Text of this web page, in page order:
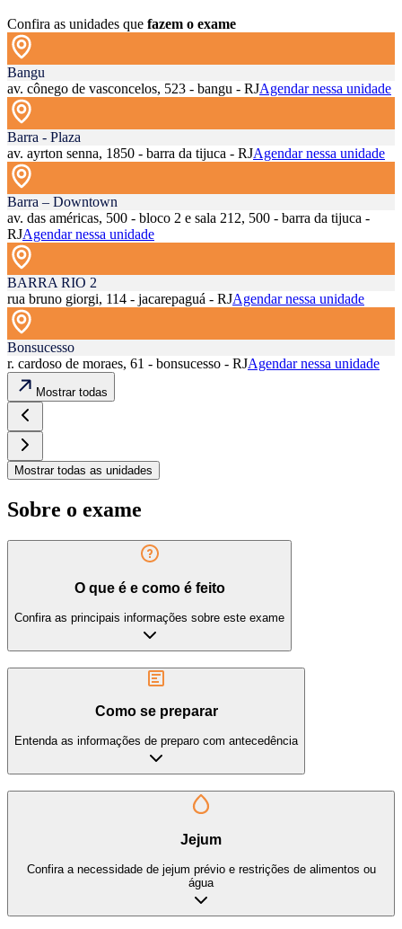
Confira as unidades que fazem o exame
Bangu
av. cônego de vasconcelos, 523 - bangu - RJAgendar nessa unidade
Barra - Plaza
av. ayrton senna, 1850 - barra da tijuca - RJAgendar nessa unidade
Barra – Downtown
av. das américas, 500 - bloco 2 e sala 212, 500 - barra da tijuca -
RJAgendar nessa unidade
BARRA RIO 2
rua bruno giorgi, 114 - jacarepaguá - RJAgendar nessa unidade
Bonsucesso
r. cardoso de moraes, 61 - bonsucesso - RJAgendar nessa unidade
Mostrar todas
Mostrar todas as unidades
Sobre o exame
O que é e como é feito
Confira as principais informações sobre este exame
Como se preparar
Entenda as informações de preparo com antecedência
Jejum
Confira a necessidade de jejum prévio e restrições de alimentos ou
água